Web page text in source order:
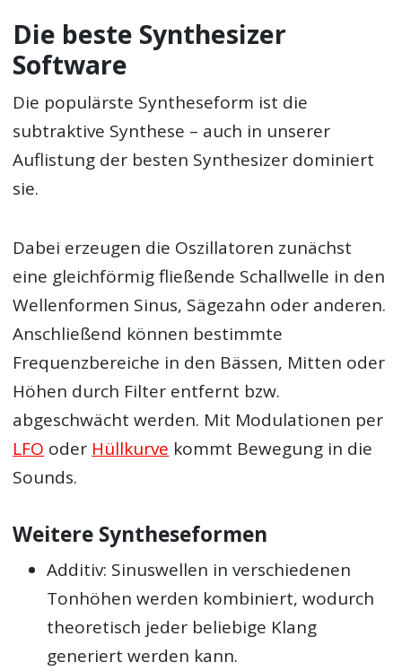
Die beste Synthesizer
Software
Die populärste Syntheseform ist die
subtraktive Synthese – auch in unserer
Auflistung der besten Synthesizer dominiert
sie.
Dabei erzeugen die Oszillatoren zunächst
eine gleichförmig fließende Schallwelle in den
Wellenformen Sinus, Sägezahn oder anderen.
Anschließend können bestimmte
Frequenzbereiche in den Bässen, Mitten oder
Höhen durch Filter entfernt bzw.
abgeschwächt werden. Mit Modulationen per
LFO oder Hüllkurve kommt Bewegung in die
Sounds.
Weitere Syntheseformen
Additiv: Sinuswellen in verschiedenen
Tonhöhen werden kombiniert, wodurch
theoretisch jeder beliebige Klang
generiert werden kann.